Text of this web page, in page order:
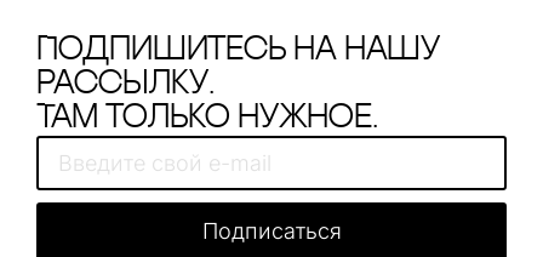
Подпишитесь на нашу
рассылку.
Там только нужное.
Подписаться